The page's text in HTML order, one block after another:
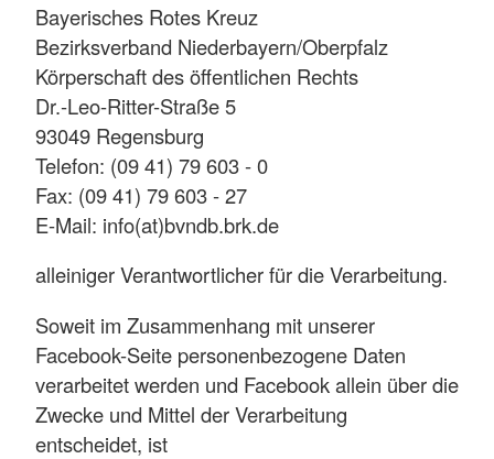
Bayerisches Rotes Kreuz
Bezirksverband Niederbayern/Oberpfalz
Körperschaft des öffentlichen Rechts
Dr.-Leo-Ritter-Straße 5
93049 Regensburg
Telefon: (09 41) 79 603 - 0
Fax: (09 41) 79 603 - 27
E-Mail: info(at)bvndb.brk.de
alleiniger Verantwortlicher für die Verarbeitung.
Soweit im Zusammenhang mit unserer
Facebook-Seite personenbezogene Daten
verarbeitet werden und Facebook allein über die
Zwecke und Mittel der Verarbeitung
entscheidet, ist